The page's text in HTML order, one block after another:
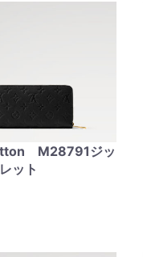
M28791ジッ
ット